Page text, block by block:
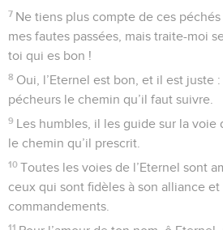
7 Ne tiens plus compte de ces
mes fautes passées, mais traite-moi
toi qui es bon !
8 Oui, l’Eternel est bon, et il est juste
pécheurs le chemin qu’il faut suivre.
9 Les humbles, il les guide sur la
le chemin qu’il prescrit.
10 Toutes les voies de l’Eternel sont
ceux qui sont fidèles à son alliance et
commandements.
11